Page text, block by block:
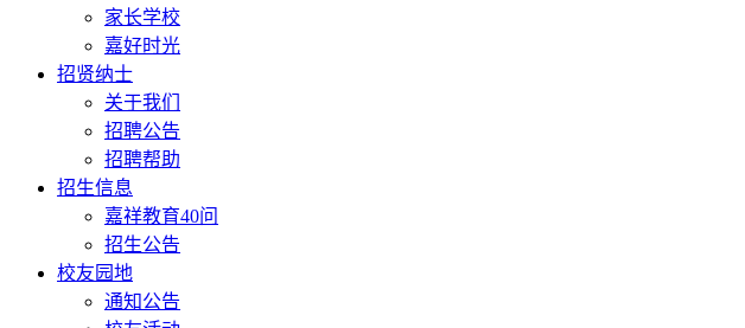
家长学校
嘉好时光
招贤纳士
关于我们
招聘公告
招聘帮助
招生信息
嘉祥教育40问
招生公告
校友园地
通知公告